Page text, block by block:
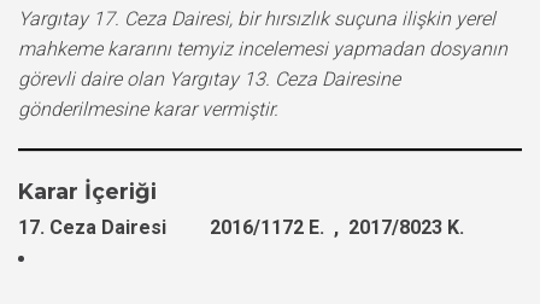
Yargıtay 17. Ceza Dairesi, bir hırsızlık suçuna ilişkin yerel
mahkeme kararını temyiz incelemesi yapmadan dosyanın
görevli daire olan Yargıtay 13. Ceza Dairesine
gönderilmesine karar vermiştir.
Karar İçeriği
17. Ceza Dairesi 2016/1172 E. , 2017/8023 K.